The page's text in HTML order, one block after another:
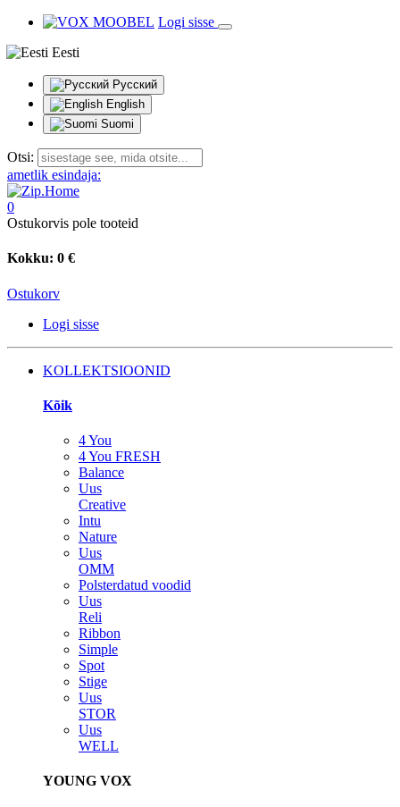
Logi sisse
Eesti
Русский
English
Suomi
Otsi:
ametlik esindaja:
0
Ostukorvis pole tooteid
Kokku: 0 €
Ostukorv
Logi sisse
KOLLEKTSIOONID
Kõik
4 You
4 You FRESH
Balance
Uus
Creative
Intu
Nature
Uus
OMM
Polsterdatud voodid
Uus
Reli
Ribbon
Simple
Spot
Stige
Uus
STOR
Uus
WELL
YOUNG VOX